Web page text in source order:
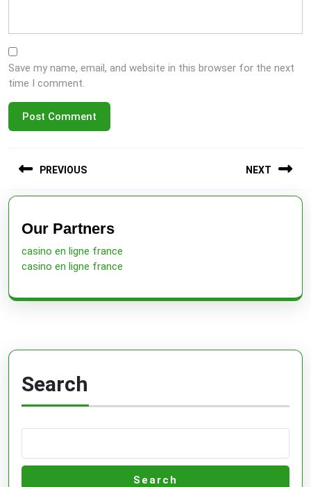
Save my name, email, and website in this browser for the next
time I comment.
navigation
PREVIOUS
Previous
post:
NEXT
Our Partners
casino en ligne france
casino en ligne france
Search
Search